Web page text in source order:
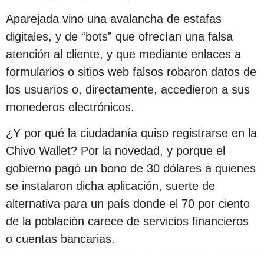
Aparejada vino una avalancha de estafas
digitales, y de “bots” que ofrecían una falsa
atención al cliente, y que mediante enlaces a
formularios o sitios web falsos robaron datos de
los usuarios o, directamente, accedieron a sus
monederos electrónicos.
¿Y por qué la ciudadanía quiso registrarse en la
Chivo Wallet? Por la novedad, y porque el
gobierno pagó un bono de 30 dólares a quienes
se instalaron dicha aplicación, suerte de
alternativa para un país donde el 70 por ciento
de la población carece de servicios financieros
o cuentas bancarias.